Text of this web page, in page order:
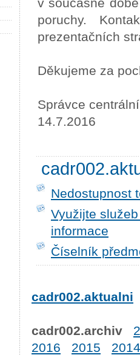
poruchy.
prezentačních
Děkujeme za
Správce
14.7.2016
Nedostupnost
Využijte
informace
Číselník
cadr002.aktualni
cadr002.archiv
2016
2015 2014